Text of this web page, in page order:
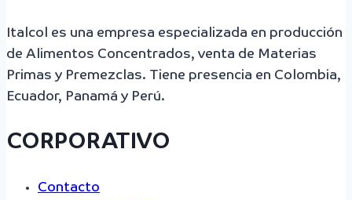
Italcol es una empresa especializada en producción
de Alimentos Concentrados, venta de Materias
Primas y Premezclas. Tiene presencia en Colombia,
Ecuador, Panamá y Perú.
CORPORATIVO
Contacto